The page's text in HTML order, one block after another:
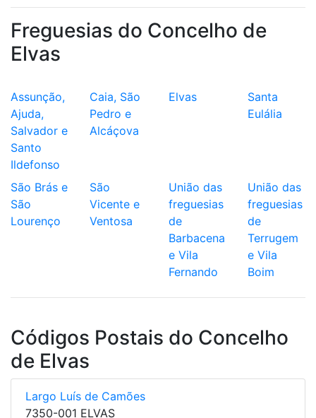
Freguesias do Concelho de
Elvas
Assunção,
Ajuda,
Salvador e
Santo
Ildefonso
Caia, São
Pedro e
Alcáçova
Elvas
Santa
Eulália
São Brás e
São
Lourenço
São
Vicente e
Ventosa
União das
freguesias
de
Barbacena
e Vila
Fernando
União das
freguesias
de
Terrugem
e Vila
Boim
Códigos Postais do Concelho
de Elvas
Largo Luís de Camões
7350-001 ELVAS